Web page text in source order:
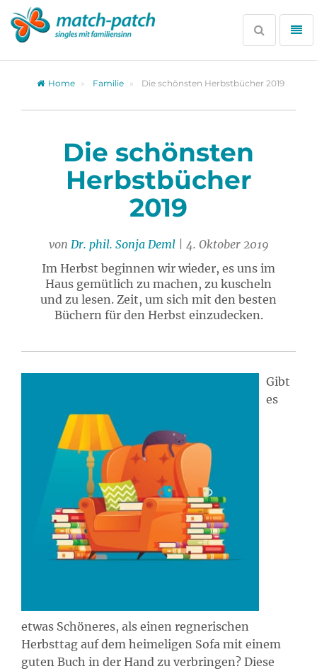
Zur
Partnersuche
Suche
öffnen
Home Familie Die schönsten Herbstbücher 2019
Die schönsten
Herbstbücher
2019
von Dr. phil. Sonja Deml| 4. Oktober 2019
Im Herbst beginnen wir wieder, es uns im
Haus gemütlich zu machen, zu kuscheln
und zu lesen. Zeit, um sich mit den besten
Büchern für den Herbst einzudecken.
Gibt
es
etwas Schöneres, als einen regnerischen
Herbsttag auf dem heimeligen Sofa mit einem
guten Buch in der Hand zu verbringen? Diese